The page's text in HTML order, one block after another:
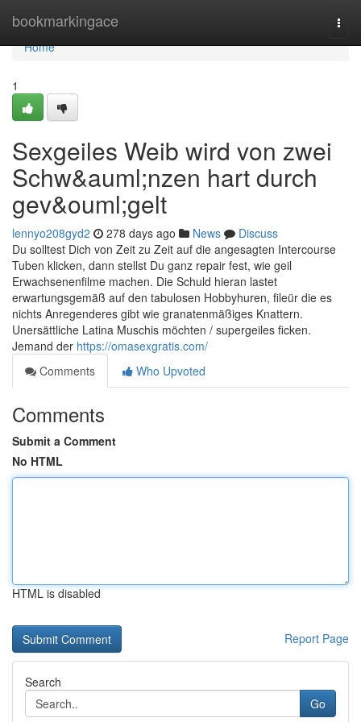
bookmarkingace
Home
Home
1
Sexgeiles Weib wird von zwei
Schw&auml;nzen hart durch
gev&ouml;gelt
lennyo208gyd2 278 days ago News
Discuss
Du solltest Dich von Zeit zu Zeit auf die angesagten Intercourse
Tuben klicken, dann stellst Du ganz repair fest, wie geil
Erwachsenenfilme machen. Die Schuld hieran lastet
erwartungsgemäß auf den tabulosen Hobbyhuren, fileür die es
nichts Anregenderes gibt wie granatenmäßiges Knattern.
Unersättliche Latina Muschis möchten / supergeiles ficken.
Jemand der https://omasexgratis.com/
Comments
Who Upvoted
Comments
Submit a Comment
No HTML
HTML is disabled
Report Page
Search
Go